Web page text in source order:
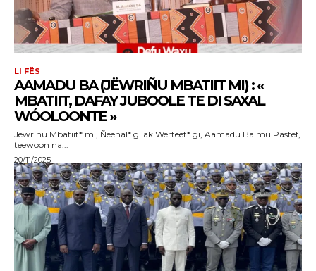
LI FËS
AAMADU BA (JËWRIÑU MBATIIT MI) : «
MBATIIT, DAFAY JUBOOLE TE DI SAXAL
WÓOLOONTE »
Jëwriñu Mbatiit* mi, Ñeeñal* gi ak Wërteef* gi, Aamadu Ba mu Pastef,
teewoon na...
20/11/2025